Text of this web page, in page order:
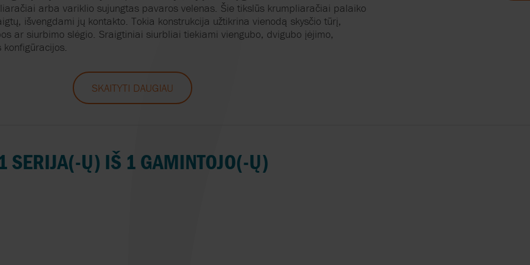
GRUNDFOS
JJ BCN INTERNACIONAL
KLAUS UNION
MACOGA
PLENTY
SANDPIPER
LOGISTIKA
STEBĖJIMAS
KOKYBĖS UŽTIKRINIMAS
MOKYMAI
FARMACIJA
CHEMIJA
TRANSPORTAS
arba variklio sujungtas pavaros velenas Šie tikslūs krumpliaračiai palaiko
, išvengdami jų kontakto Tokia konstrukcija užtikrina vienodą skysčio tūrį,
ar siurbimo slėgio Sraigtiniai siurbliai tiekiami viengubo, dvigubo įėjimo,
konfigūracijos
SKAITYTI DAUGIAU
SERIJA(-Ų) IŠ 1 GAMINTOJO(-Ų)